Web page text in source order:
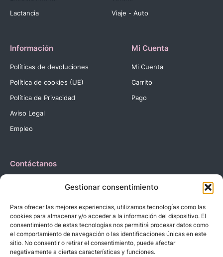
Gestionar consentimiento
Para ofrecer las mejores experiencias, utilizamos tecnologías como las
cookies para almacenar y/o acceder a la información del dispositivo. El
consentimiento de estas tecnologías nos permitirá procesar datos como
el comportamiento de navegación o las identificaciones únicas en este
sitio. No consentir o retirar el consentimiento, puede afectar
negativamente a ciertas características y funciones.
Lactancia
Viaje - Auto
Información
Políticas de devoluciones
Política de cookies (UE)
Política de Privacidad
Aviso Legal
Empleo
Mi Cuenta
Mi Cuenta
Carrito
Pago
Contáctanos
C. Reyes Católicos, 27 03420 Castalla Alicante
Correo: info@dbebes.net
Síguenos en las redes sociales